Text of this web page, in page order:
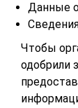
Данные о
Чтобы
одобрили